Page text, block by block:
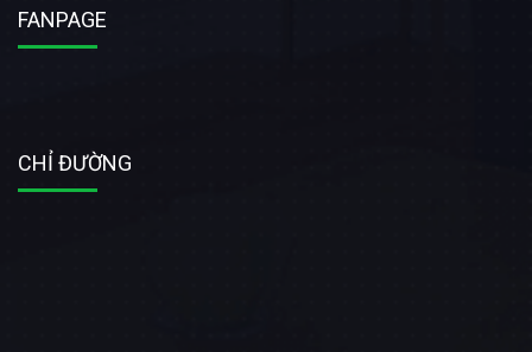
FANPAGE
CHỈ ĐƯỜNG